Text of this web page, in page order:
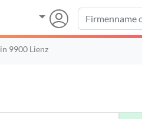
in 9900 Lienz